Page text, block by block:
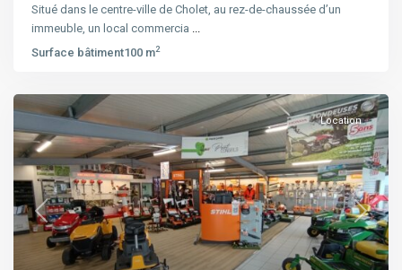
Situé dans le centre-ville de Cholet, au rez-de-chaussée d’un
immeuble, un local commercia
Surface bâtiment100 m2
Previous Next
Location